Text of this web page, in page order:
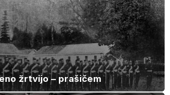
žrtvijo – prašičem